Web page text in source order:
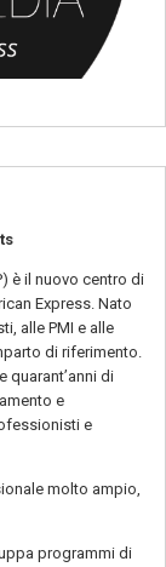
è il nuovo centro di
Express. Nato
alle PMI e alle
di riferimento.
quarant’anni di
e
e
molto ampio,
programmi di